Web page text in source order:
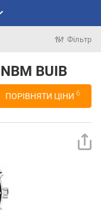
Фільтр
BUIB
ПОРІВНЯТИ ЦІНИ 6